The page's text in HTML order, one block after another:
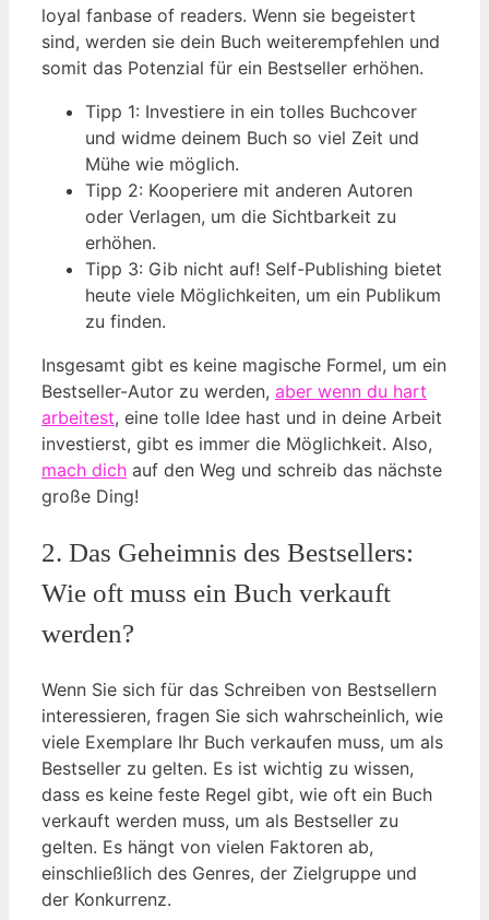
loyal fanbase of readers. Wenn sie begeistert
sind, werden sie dein Buch weiterempfehlen und
somit das Potenzial für ein Bestseller erhöhen.
Tipp 1: Investiere in ein tolles Buchcover
und widme deinem Buch so viel Zeit und
Mühe wie möglich.
Tipp 2: Kooperiere mit anderen Autoren
oder Verlagen, um die Sichtbarkeit zu
erhöhen.
Tipp 3: Gib nicht auf! Self-Publishing bietet
heute viele Möglichkeiten, um ein Publikum
zu finden.
Insgesamt gibt es keine magische Formel, um ein
Bestseller-Autor zu werden, aber wenn du hart
arbeitest, eine tolle Idee hast und in deine Arbeit
investierst, gibt es immer die Möglichkeit. Also,
mach dich auf den Weg und schreib das nächste
große Ding!
2. Das Geheimnis des Bestsellers:
Wie oft muss ein Buch verkauft
werden?
Wenn Sie sich für das Schreiben von Bestsellern
interessieren, fragen Sie sich wahrscheinlich, wie
viele Exemplare Ihr Buch verkaufen muss, um als
Bestseller zu gelten. Es ist wichtig zu wissen,
dass es keine feste Regel gibt, wie oft ein Buch
verkauft werden muss, um als Bestseller zu
gelten. Es hängt von vielen Faktoren ab,
einschließlich des Genres, der Zielgruppe und
der Konkurrenz.